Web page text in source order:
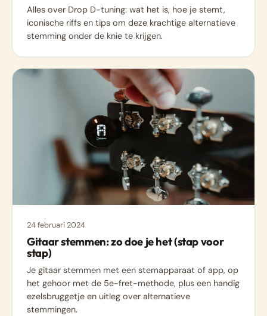
Alles over Drop D-tuning: wat het is, hoe je stemt,
iconische riffs en tips om deze krachtige alternatieve
stemming onder de knie te krijgen.
24 februari 2024
Gitaar stemmen: zo doe je het (stap voor
stap)
Je gitaar stemmen met een stemapparaat of app, op
het gehoor met de 5e-fret-methode, plus een handig
ezelsbruggetje en uitleg over alternatieve
stemmingen.